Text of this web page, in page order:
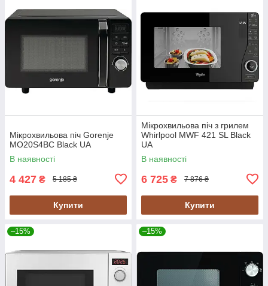
Мікрохвильова піч Gorenje
MO20S4BC Black UA
В наявності
4 427 ₴ 5 185 ₴
Купити
Мікрохвильова піч з грилем
Whirlpool MWF 421 SL Black
UA
В наявності
6 725 ₴ 7 876 ₴
Купити
–15% –15%